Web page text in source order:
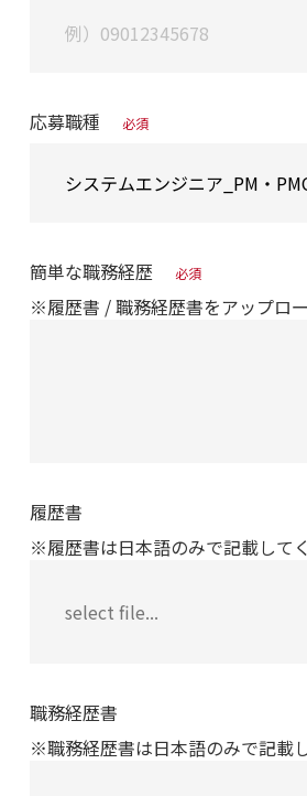
応募職種 必須
簡単な職務経歴 必須
※履歴書 / 職務経歴書をアップロ
履歴書
※履歴書は日本語のみで記載して
職務経歴書
※職務経歴書は日本語のみで記載